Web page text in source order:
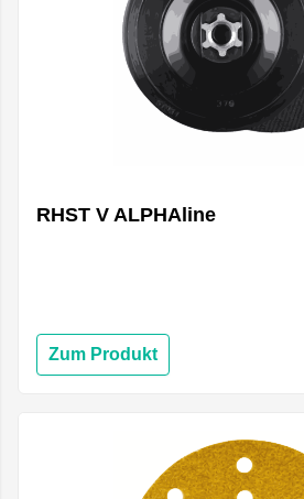
RHST V ALPHAline
Zum Produkt